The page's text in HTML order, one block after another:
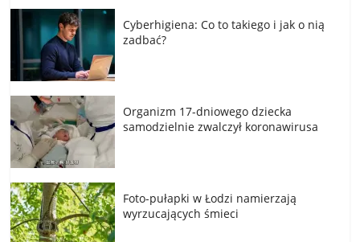
Cyberhigiena: Co to takiego i jak o nią
zadbać?
Organizm 17-dniowego dziecka
samodzielnie zwalczył koronawirusa
Foto-pułapki w Łodzi namierzają
wyrzucających śmieci